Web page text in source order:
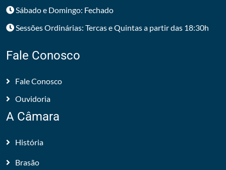
Sábado e Domingo: Fechado
Sessões Ordinárias: Tercas e Quintas a partir das 18:30h
Fale Conosco
Fale Conosco
Ouvidoria
A Câmara
História
Brasão